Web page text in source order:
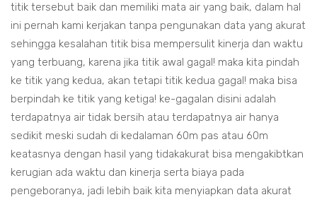
titik tersebut baik dan memiliki mata air yang baik, dalam hal
ini pernah kami kerjakan tanpa pengunakan data yang akurat
sehingga kesalahan titik bisa mempersulit kinerja dan waktu
yang terbuang, karena jika titik awal gagal! maka kita pindah
ke titik yang kedua, akan tetapi titik kedua gagal! maka bisa
berpindah ke titik yang ketiga! ke-gagalan disini adalah
terdapatnya air tidak bersih atau terdapatnya air hanya
sedikit meski sudah di kedalaman 60m pas atau 60m
keatasnya dengan hasil yang tidakakurat bisa mengakibtkan
kerugian ada waktu dan kinerja serta biaya pada
pengeboranya, jadi lebih baik kita menyiapkan data akurat